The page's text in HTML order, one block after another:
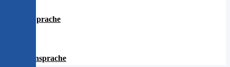
Leichte Sprache
Gebärdensprache